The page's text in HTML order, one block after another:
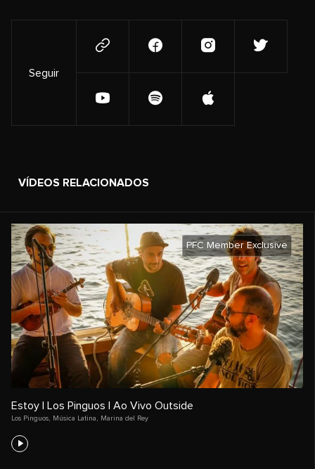
Seguir
VÍDEOS RELACIONADOS
PFC Member Exclusive
Estoy | Los Pinguos | Ao Vivo Outside
Los Pinguos Música Latina Marina del Rey